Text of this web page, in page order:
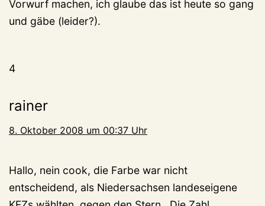
Vorwurf machen, ich glaube das ist heute so gang
und gäbe (leider?).
4
rainer
8. Oktober 2008 um 00:37 Uhr
Hallo, nein cook, die Farbe war nicht
entscheidend, als Niedersachsen landeseigene